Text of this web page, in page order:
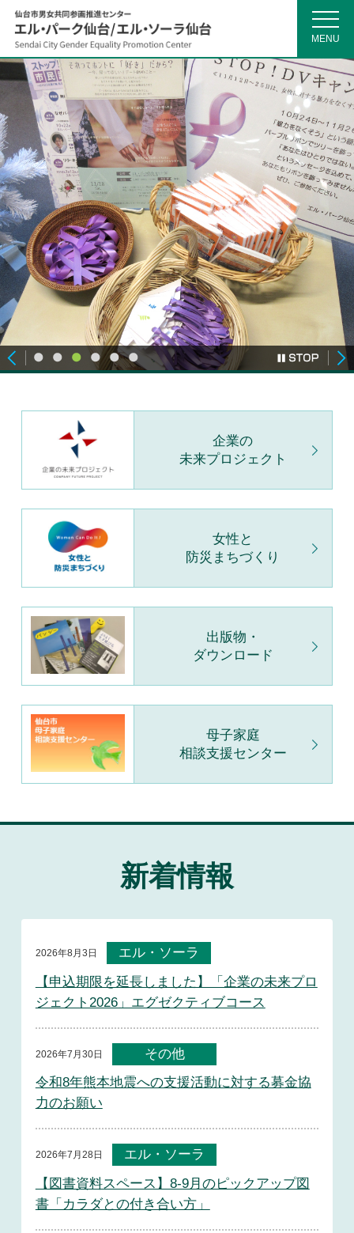
仙
台
市
男
参
画
推
進
セ
ン
タ
ー
MENU
企業の
未来プロジェクト
女性と
防災まちづくり
出版物・
ダウンロード
母子家庭
相談支援センター
新着情報
2026年8月3日
エル・ソーラ
【申込期限を延長しました】「企業の未来プロ
ジェクト2026」エグゼクティブコース
2026年7月30日
その他
令和8年熊本地震への支援活動に対する募金協
力のお願い
2026年7月28日
エル・ソーラ
【図書資料スペース】8-9月のピックアップ図
書「カラダとの付き合い方」